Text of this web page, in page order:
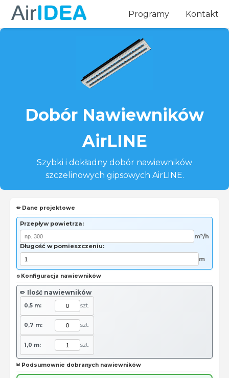
Programy Kontakt
Dobór Nawiewników
AirLINE
Szybki i dokładny dobór nawiewników
szczelinowych gipsowych AirLINE.
✏️ Dane projektowe
Przepływ powietrza:
m³/h
Długość w pomieszczeniu:
m
⚙️ Konfiguracja nawiewników
✏️ Ilość nawiewników
0,5 m: szt.
0,7 m: szt.
1,0 m: szt.
📊 Podsumownie dobranych nawiewników